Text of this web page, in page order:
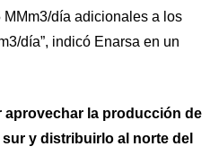
día adicionales a los
día”, indicó Enarsa en un
la producción de
y distribuirlo al norte del